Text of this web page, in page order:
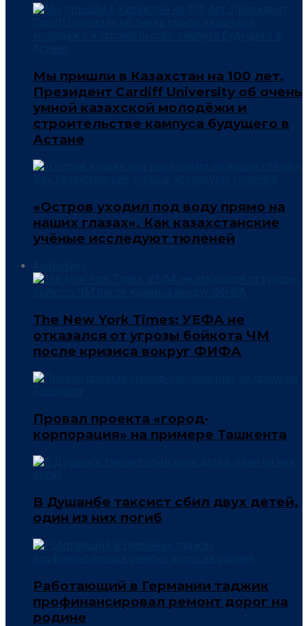
Мы пришли в Казахстан на 100 лет.
Президент Cardiff University об очень
умной казахской молодёжи и
строительстве кампуса будущего в
Астане
«Остров уходил под воду прямо на
наших глазах». Как казахстанские
учёные исследуют тюленей
The New York Times: УЕФА не
отказался от угрозы бойкота ЧМ
после кризиса вокруг ФИФА
Провал проекта «город-
корпорация» на примере Ташкента
В Душанбе таксист сбил двух детей,
один из них погиб
Работающий в Германии таджик
профинансировал ремонт дорог на
родине